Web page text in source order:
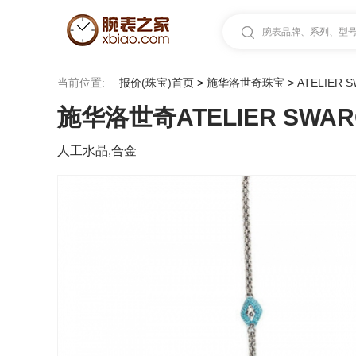
腕表品牌、系列、型
当前位置: 报价(珠宝)首页 > 施华洛世奇珠宝 > ATELIER
施华洛世奇ATELIER
人工水晶,合金